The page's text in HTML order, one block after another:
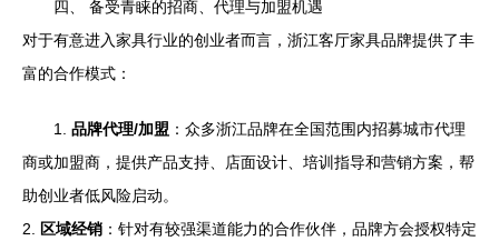
四、 备受青睐的招商、代理与加盟机遇
对于有意进入家具行业的创业者而言，浙江客厅家具品牌提供了丰
富的合作模式：
1. 品牌代理/加盟 ：众多浙江品牌在全国范围内招募城市代理
商或加盟商，提供产品支持、店面设计、培训指导和营销方案，帮
助创业者低风险启动。
2.
区域经销 ：针对有较强渠道能力的合作伙伴，品牌方会授权特定